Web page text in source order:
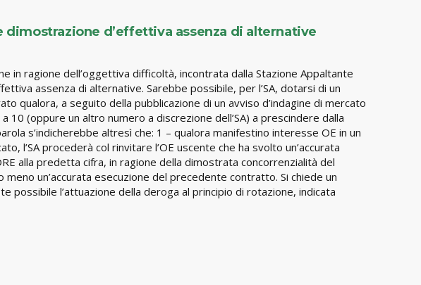
d’effettiva assenza di alternative
in ragione dell’oggettiva difficoltà, incontrata dalla Stazione Appaltante
assenza di alternative. Sarebbe possibile, per l’SA, dotarsi di un
qualora, a seguito della pubblicazione di un avviso d’indagine di mercato
(oppure un altro numero a discrezione dell’SA) a prescindere dalla
s’indicherebbe altresì che: 1 – qualora manifestino interesse OE in un
l’SA procederà col rinvitare l’OE uscente che ha svolto un’accurata
alla predetta cifra, in ragione della dimostrata concorrenzialità del
un’accurata esecuzione del precedente contratto. Si chiede un
l’attuazione della deroga al principio di rotazione, indicata